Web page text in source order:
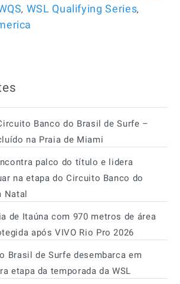
, WSL Qualifying Series,
Banco do Brasil de Surfe –
na Praia de Miami
palco do título e lidera
na etapa do Circuito Banco do
Natal
de Itaúna com 970 metros de área
após VIVO Rio Pro 2026
Brasil de Surfe desembarca em
etapa da temporada da WSL